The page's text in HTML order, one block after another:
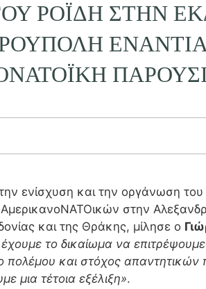
ΡΟΪ́ΔΗ ΣΤΗΝ
ενίσχυση και την οργάνωση
στην
και της Θράκης, μίλησε ο
το δικαίωμα να επιτρέψουμε
πολέμου και στόχος απαντητικών
μια τέτοια εξέλιξη».